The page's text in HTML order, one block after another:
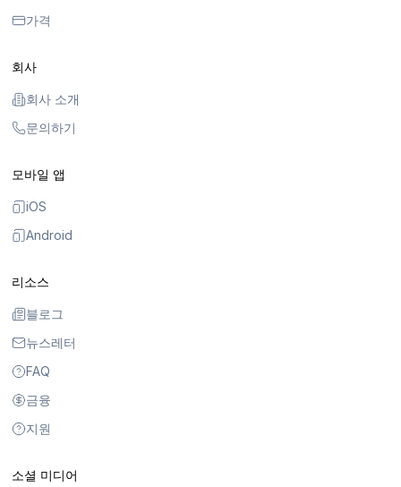
가격
회사
회사 소개
문의하기
모바일 앱
iOS
Android
리소스
블로그
뉴스레터
FAQ
금융
지원
소셜 미디어